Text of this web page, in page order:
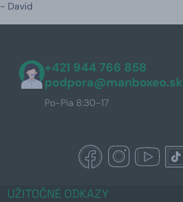
- David
+421 944 766 858
podpora@manboxeo.sk
Po-Pia 8:30-17
UŽITOČNÉ ODKAZY